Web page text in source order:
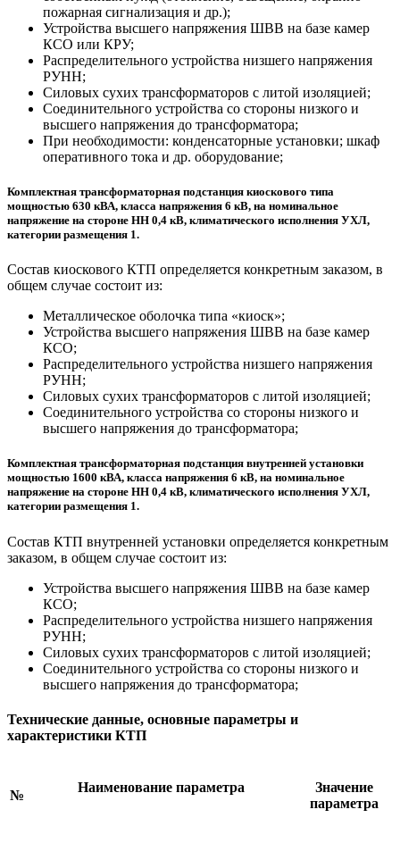
пожарная сигнализация и др.);
Устройства высшего напряжения ШВВ на базе камер
КСО или КРУ;
Распределительного устройства низшего напряжения
РУНН;
Силовых сухих трансформаторов с литой изоляцией;
Соединительного устройства со стороны низкого и
высшего напряжения до трансформатора;
При необходимости: конденсаторные установки; шкаф
оперативного тока и др. оборудование;
Комплектная трансформаторная подстанция киоскового типа
мощностью 630 кВА, класса напряжения 6 кВ, на номинальное
напряжение на стороне НН 0,4 кВ, климатического исполнения УХЛ,
категории размещения 1.
Состав киоскового КТП определяется конкретным заказом, в
общем случае состоит из:
Металлическое оболочка типа «киоск»;
Устройства высшего напряжения ШВВ на базе камер
КСО;
Распределительного устройства низшего напряжения
РУНН;
Силовых сухих трансформаторов с литой изоляцией;
Соединительного устройства со стороны низкого и
высшего напряжения до трансформатора;
Комплектная трансформаторная подстанция внутренней установки
мощностью 1600 кВА, класса напряжения 6 кВ, на номинальное
напряжение на стороне НН 0,4 кВ, климатического исполнения УХЛ,
категории размещения 1.
Состав КТП внутренней установки определяется конкретным
заказом, в общем случае состоит из:
Устройства высшего напряжения ШВВ на базе камер
КСО;
Распределительного устройства низшего напряжения
РУНН;
Силовых сухих трансформаторов с литой изоляцией;
Соединительного устройства со стороны низкого и
высшего напряжения до трансформатора;
Технические данные, основные параметры и
характеристики КТП
№
Наименование параметра
Значение
параметра